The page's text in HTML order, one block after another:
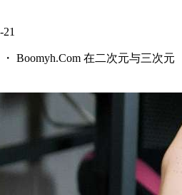
Boomyh.Com 在二次元与三次元